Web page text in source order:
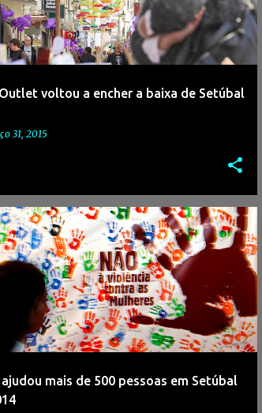
voltou a encher a baixa de Setúbal
31, 2015
ajudou mais de 500 pessoas em Setúbal